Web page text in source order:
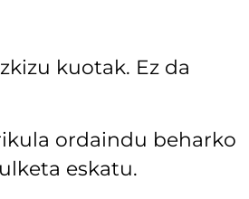
kuotak. Ez da
ordaindu beharko
eskatu.